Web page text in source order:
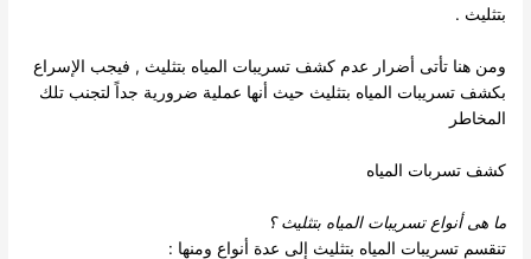
بتثليث .
ومن هنا تأتى أضرار عدم كشف تسريبات المياه بتثليث , فيجب الإسراع
بكشف تسريبات المياه بتثليث حيث أنها عملية ضرورية جداً لتجنب تلك
المخاطر
كشف تسربات المياه
ما هى أنواع تسريبات المياه بتثليث؟
تنقسمتسريبات المياه بتثليث إلى عدة أنواع ومنها :